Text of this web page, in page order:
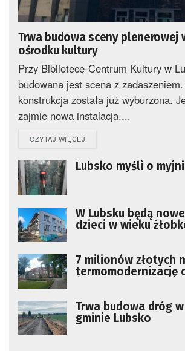
Trwa budowa sceny plenerowej
ośrodku kultury
Przy Bibliotece-Centrum Kultury w
budowana jest scena z
konstrukcja została już wyburzona.
zajmie nowa instalacja....
CZYTAJ WIĘCEJ
Lubsko myśli o
W Lubsku będą
dzieci w wieku
7 milionów złotych
termomodernizację
Trwa budowa dróg
gminie Lubsko